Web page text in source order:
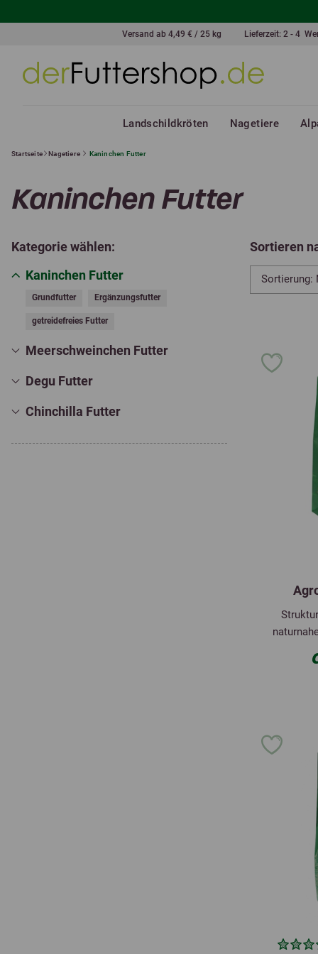
Versand ab 4,49 € / 25 kg Lieferzeit: 2 - 4
Landschildkröten Nagetiere
Startseite Nagetiere Kaninchen Futter
Kaninchen Futter
Kategorie wählen:
Kaninchen Futter
Grundfutter Ergänzungsfutter
getreidefreies Futter
Meerschweinchen Futter
Degu Futter
Chinchilla Futter
Sortieren